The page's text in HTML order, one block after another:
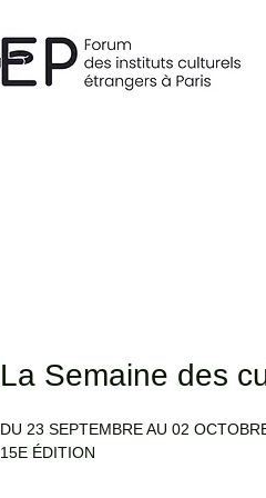
La Semaine des
DU 23 SEPTEMBRE AU 02
15E ÉDITION